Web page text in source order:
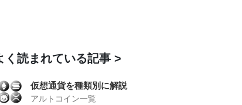
く読まれている記事
仮想通貨を種類別に解説
アルトコイン一覧